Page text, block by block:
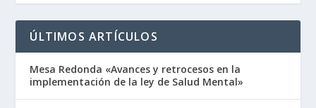
ÚLTIMOS ARTÍCULOS
Mesa Redonda «Avances y retrocesos en la
implementación de la ley de Salud Mental»